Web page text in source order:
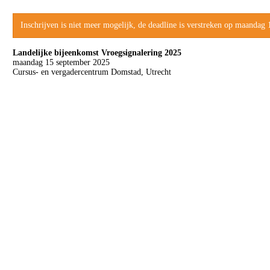
Inschrijven is niet meer mogelijk, de deadline is verstreken op maandag
Landelijke bijeenkomst Vroegsignalering 2025
maandag 15 september 2025
Cursus- en vergadercentrum Domstad, Utrecht